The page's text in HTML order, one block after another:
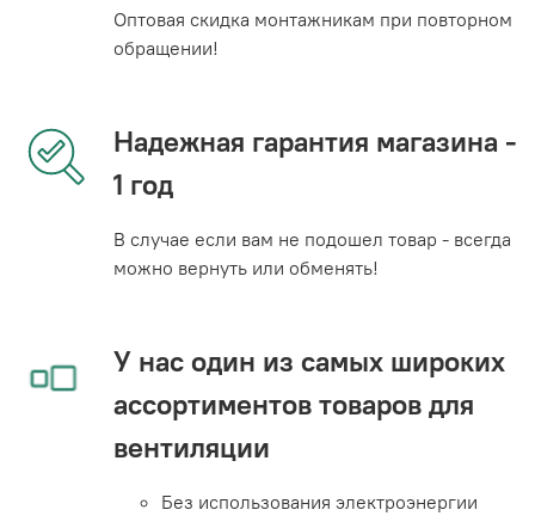
Оптовая скидка монтажникам при повторном
обращении!
Надежная гарантия магазина -
1 год
В случае если вам не подошел товар - всегда
можно вернуть или обменять!
У нас один из самых широких
ассортиментов товаров для
вентиляции
Без использования электроэнергии